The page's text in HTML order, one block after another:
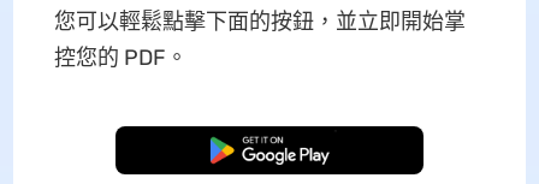
您可以輕鬆點擊下面的按鈕，並立即開始掌
控您的 PDF。
免費下載